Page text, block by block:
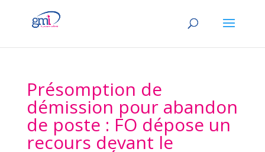
Présomption de
démission pour abandon
de poste : FO dépose un
recours devant le